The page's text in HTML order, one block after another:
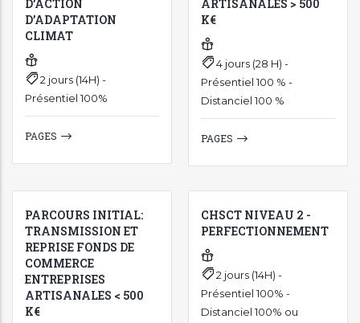
D’ACTION
D’ADAPTATION
CLIMAT
2 jours (14H) -
Présentiel 100%
PAGES
ARTISANALES > 500
K€
4 jours (28 H) -
Présentiel 100 % -
Distanciel 100 %
PAGES
PARCOURS INITIAL:
TRANSMISSION ET
REPRISE FONDS DE
COMMERCE
ENTREPRISES
ARTISANALES < 500
K€
CHSCT NIVEAU 2 -
PERFECTIONNEMENT
2 jours (14H) -
Présentiel 100% -
Distanciel 100% ou